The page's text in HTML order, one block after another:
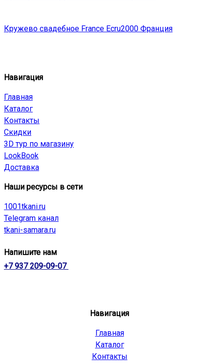
Кружево свадебное France Ecru2000 Франция
Навигация
Главная
Каталог
Контакты
Скидки
3D тур по магазину
LookBook
Доставка
Наши ресурсы в сети
1001tkani.ru
Telegram канал
tkani-samara.ru
Напишите нам
+7 937 209-09-07
Навигация
Главная
Каталог
Контакты